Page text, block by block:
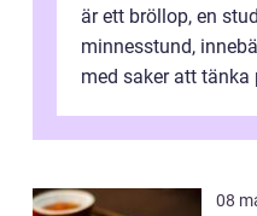
är ett bröllop, en
minnesstund,
med saker att tänka
08